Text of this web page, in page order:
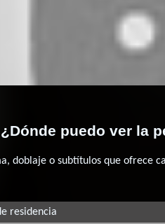
El honor de los Winslow Video
¿Dónde puedo ver la
doblaje o subtítulos que
residencia